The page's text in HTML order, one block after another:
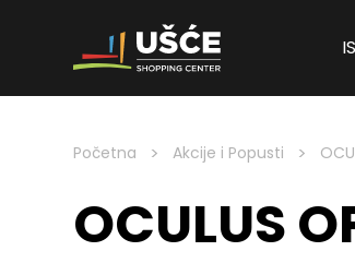
Skip to content
Početna > Akcije i Popusti >
OCULUS